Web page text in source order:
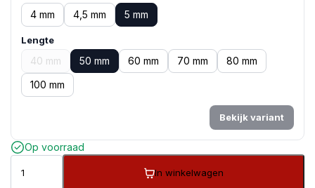
4 mm 4,5 mm 5 mm
Lengte
40 mm 50 mm 60 mm 70 mm
80 mm
100 mm
Bekijk variant
Op voorraad
In winkelwagen